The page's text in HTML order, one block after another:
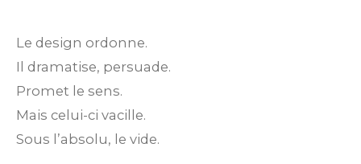
Le design ordonne.
Il dramatise, persuade.
Promet le sens.
Mais celui-ci vacille.
Sous l’absolu, le vide.